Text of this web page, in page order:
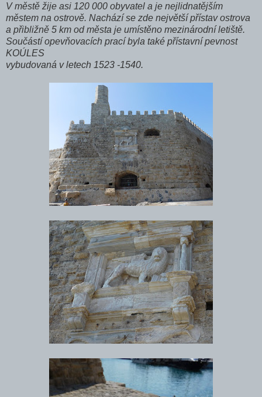
V městě žije asi 120 000 obyvatel a je nejlidnatějším
městem na ostrově. Nachází se zde největší přístav ostrova
a přibližně 5 km od města je umístěno mezinárodní letiště.
Součástí opevňovacích prací byla také přístavní pevnost
KOÚLES
vybudovaná v letech 1523 -1540.